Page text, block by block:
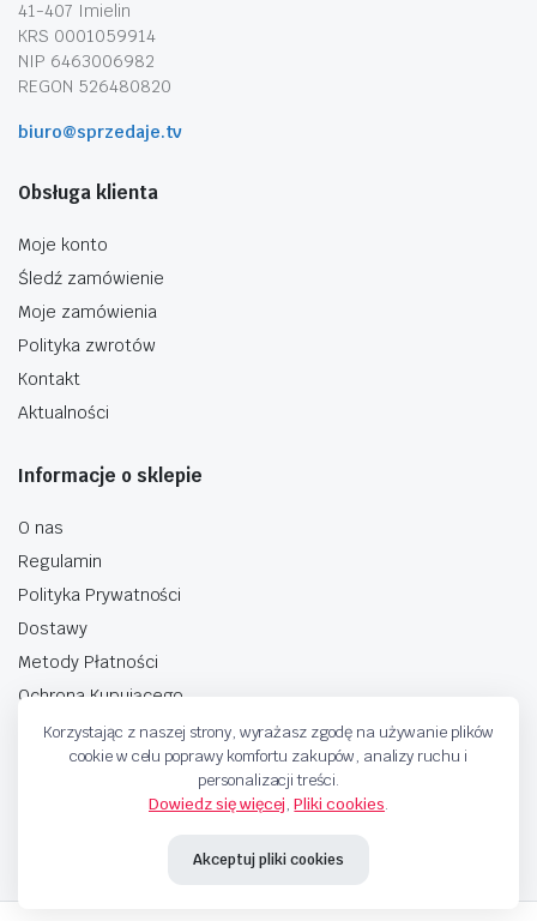
41-407 Imielin
KRS 0001059914
NIP 6463006982
REGON 526480820
biuro@sprzedaje.tv
Obsługa klienta
Moje konto
Śledź zamówienie
Moje zamówienia
Polityka zwrotów
Kontakt
Aktualności
Informacje o sklepie
O nas
Regulamin
Polityka Prywatności
Dostawy
Metody Płatności
Ochrona Kupującego
Korzystając z naszej strony, wyrażasz zgodę na używanie plików
cookie w celu poprawy komfortu zakupów, analizy ruchu i
personalizacji treści.
Dowiedz się więcej,Pliki cookies.
Akceptuj pliki cookies